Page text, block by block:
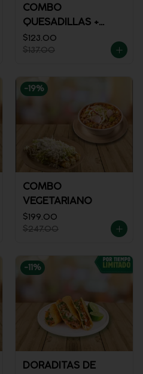
COMBO
QUESADILLAS +
REFRESCO
$123.00
$137.00
-19%
COMBO
VEGETARIANO
$199.00
$247.00
-11 %
DORADITAS DE